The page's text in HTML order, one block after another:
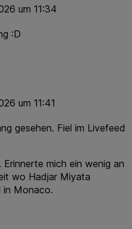
um 11:34
:D
um 11:41
gesehen. Fiel im Livefeed
mich ein wenig an
wo Hadjar Miyata
in Monaco.